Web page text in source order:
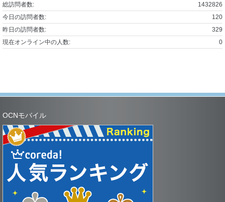
1432826
総訪問者数:
120
今日の訪問者数:
329
昨日の訪問者数:
0
現在オンライン中の人数:
OCNモバイル